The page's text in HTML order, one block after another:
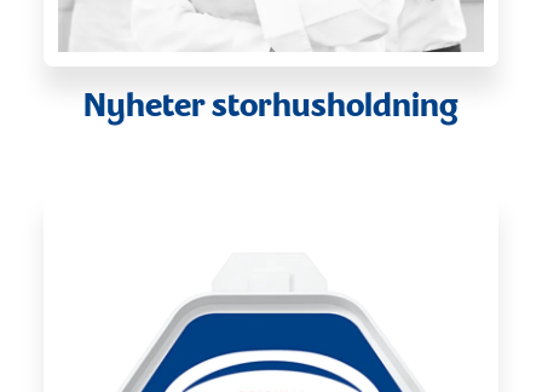
Nyheter storhusholdning